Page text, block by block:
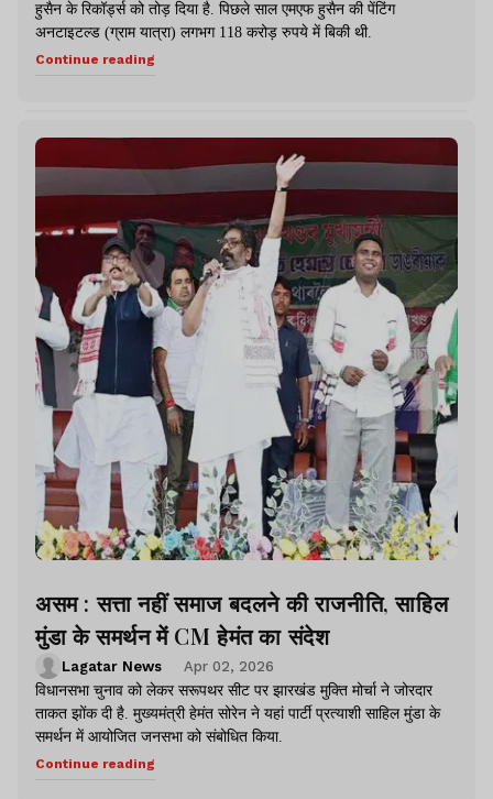
हुसैन के रिकॉर्ड्स को तोड़ दिया है. पिछले साल एमएफ हुसैन की पेंटिंग
अनटाइटल्ड (ग्राम यात्रा) लगभग 118 करोड़ रुपये में बिकी थी.
Continue reading
असम : सत्ता नहीं समाज बदलने की राजनीति, साहिल
मुंडा के समर्थन में CM हेमंत का संदेश
Lagatar News
Apr 02, 2026
विधानसभा चुनाव को लेकर सरूपथर सीट पर झारखंड मुक्ति मोर्चा ने जोरदार
ताकत झोंक दी है. मुख्यमंत्री हेमंत सोरेन ने यहां पार्टी प्रत्याशी साहिल मुंडा के
समर्थन में आयोजित जनसभा को संबोधित किया.
Continue reading